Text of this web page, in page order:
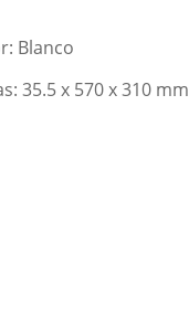
Blanco
35.5 x 570 x 310 mm